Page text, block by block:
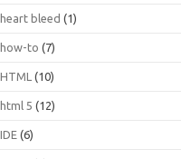
heart bleed (1)
how-to (7)
HTML (10)
html 5 (12)
IDE (6)